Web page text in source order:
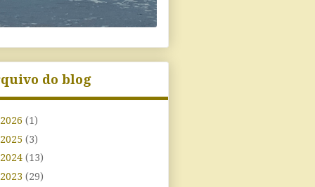
do blog
2026 (1)
2025 (3)
2024 (13)
2023 (29)